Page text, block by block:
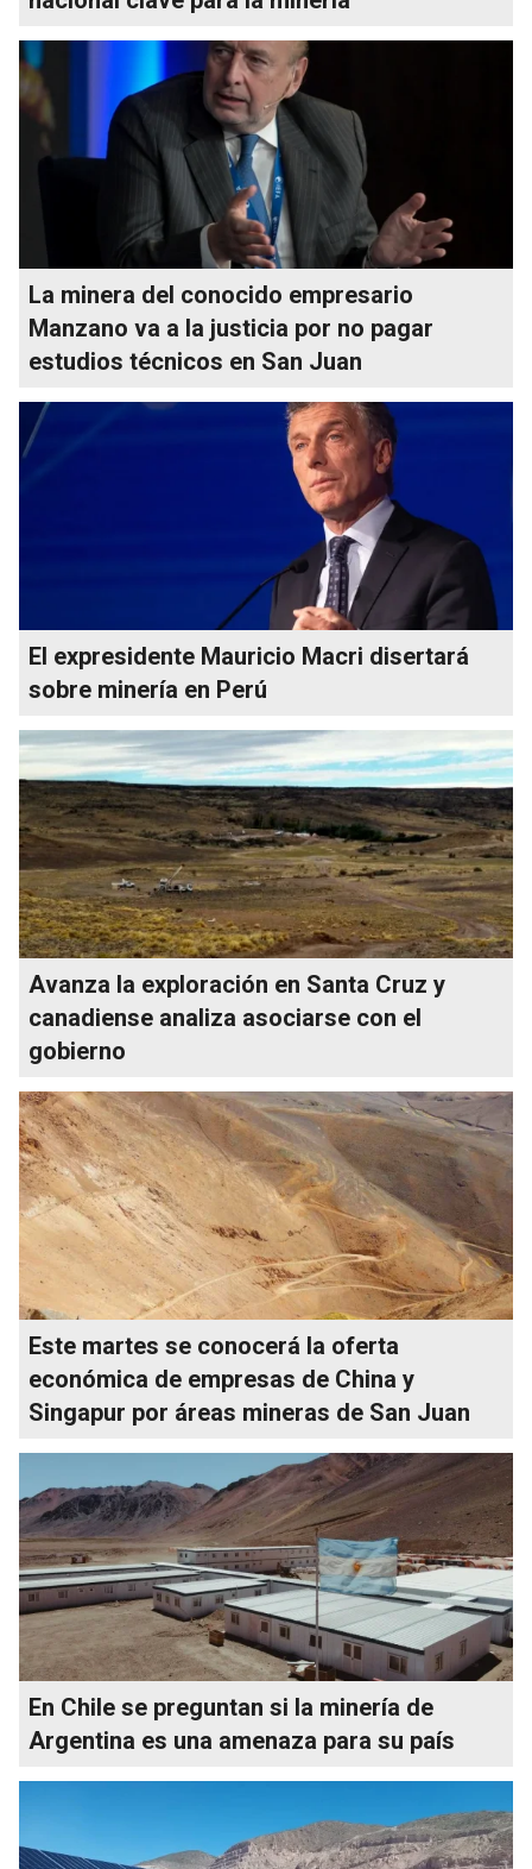
La minera del conocido empresario
Manzano va a la justicia por no pagar
estudios técnicos en San Juan
El expresidente Mauricio Macri disertará
sobre minería en Perú
Avanza la exploración en Santa Cruz y
canadiense analiza asociarse con el
gobierno
Este martes se conocerá la oferta
económica de empresas de China y
Singapur por áreas mineras de San Juan
En Chile se preguntan si la minería de
Argentina es una amenaza para su país